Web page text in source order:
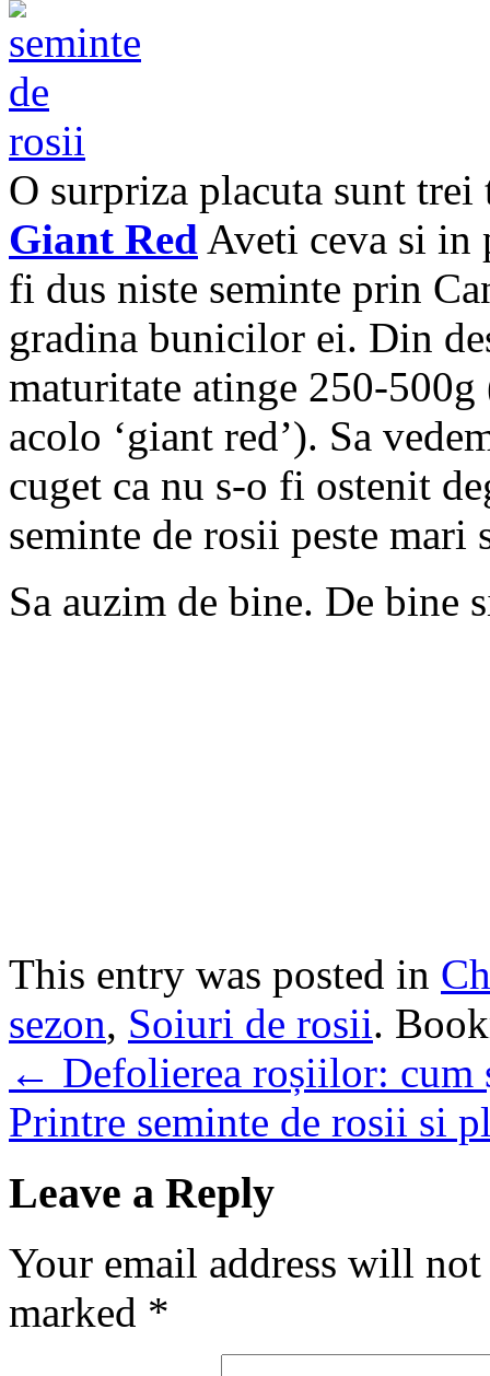
O surpriza placuta sunt
Giant Red Aveti ceva si in
fi dus niste seminte prin
gradina bunicilor ei. Din
maturitate atinge 250-500g
acolo ‘giant red’). Sa
cuget ca nu s-o fi ostenit
seminte de rosii peste mari
Sa auzim de bine. De bine
This entry was posted in
sezon, Soiuri de rosii.
← Defolierea roșiilor: cum
Printre seminte de rosii si
Leave a Reply
Your email address will
marked *